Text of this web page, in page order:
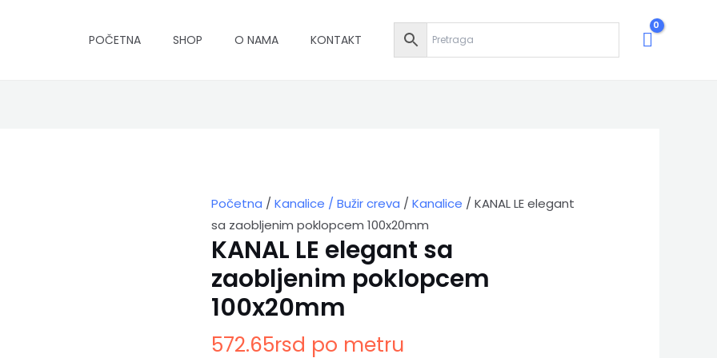
POČETNA SHOP O NAMA KONTAKT
Početna / Kanalice / Bužir creva / Kanalice / KANAL LE elegant
sa zaobljenim poklopcem 100x20mm
KANAL LE elegant sa
zaobljenim poklopcem
100x20mm
572.65rsd po metru
zaobljenim
100x20mm
količina